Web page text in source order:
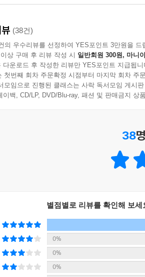
실린 ‘철학 고전 수업 50강’은 철학자
만들어준다. 언제 어디서든 원하는
스처럼 스스로 묻고 답을 찾아가게 만드
즐거움을 느껴보자. 삶에 대해 숙고하는
음 ‘대머리 지수’가 높은 수업에 도전해보
(38건)
의 우수리뷰를 선정하여 YES포인트 3만원을 드
상 구매 후 리뷰 작성 시 일반회원 300원, 마니
다운로드 후 작성한 리뷰만 YES포인트 지급됩니
첫번째 회차 주문확정 시점부터 마지막 회차 주
모임으로 진행된 클래스는 사락 독서모임 게시
이백, CD/LP, DVD/Blu-ray, 패션 및 판매금지 상
38
별점별로 리뷰를 확인해 보세
0%
0%
0%